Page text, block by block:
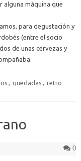
alguna máquina que
para degustación y
(entre el socio
de unas cervezas y
, quedadas , retro
0